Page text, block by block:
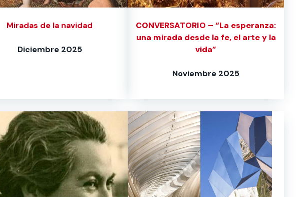
Miradas de la navidad
Diciembre 2025
CONVERSATORIO – “La esperanza:
una mirada desde la fe, el arte y la
vida”
Noviembre 2025